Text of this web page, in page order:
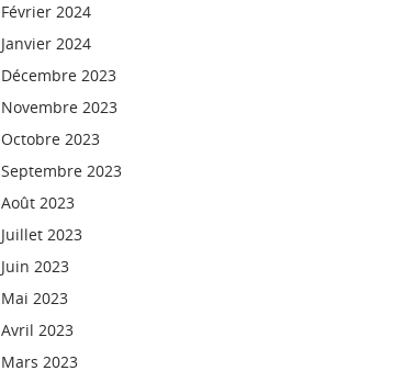
Février 2024
Janvier 2024
Décembre 2023
Novembre 2023
Octobre 2023
Septembre 2023
Août 2023
Juillet 2023
Juin 2023
Mai 2023
Avril 2023
Mars 2023